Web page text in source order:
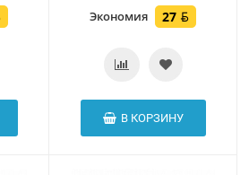
Экономия 27
В КОРЗИНУ